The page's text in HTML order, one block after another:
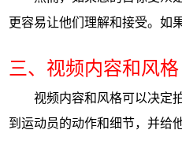
更容易让他们理解和接受。如
三、视频内容和风格
视频内容和风格可以决定
到运动员的动作和细节，并给